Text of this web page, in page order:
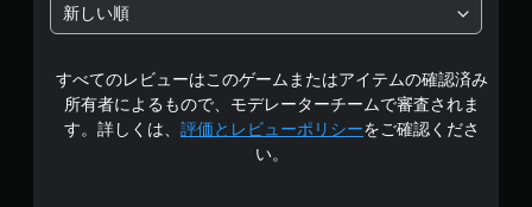
新しい順
すべてのレビューはこのゲームまたはアイテムの確認済み
所有者によるもので、モデレーターチームで審査されま
す。詳しくは、 評価とレビューポリシーをご確認くださ
い。